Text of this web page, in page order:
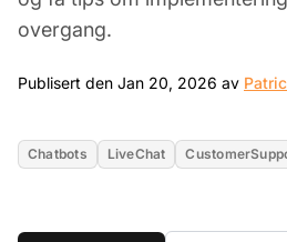
overgang.
Publisert den Jan 20, 2026 av
Chatbots LiveChat